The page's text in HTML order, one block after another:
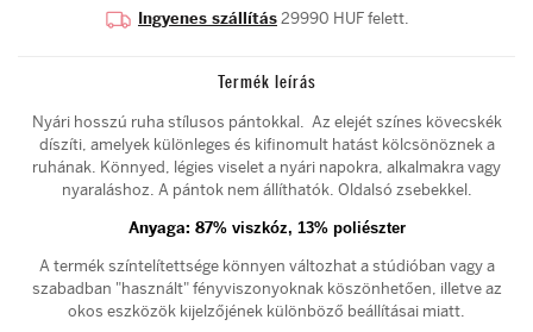
Ingyenes szállítás 29990 HUF felett.
Termék leírás
Nyári hosszú ruha stílusos pántokkal. Az elejét színes kövecskék
díszíti, amelyek különleges és kifinomult hatást kölcsönöznek a
ruhának. Könnyed, légies viselet a nyári napokra, alkalmakra vagy
nyaraláshoz. A pántok nem állíthatók. Oldalsó zsebekkel.
Anyaga: 87% viszkóz, 13% poliészter
A termék színtelítettsége könnyen változhat a stúdióban vagy a
szabadban "használt" fényviszonyoknak köszönhetően, illetve az
okos eszközök kijelzőjének különböző beállításai miatt.